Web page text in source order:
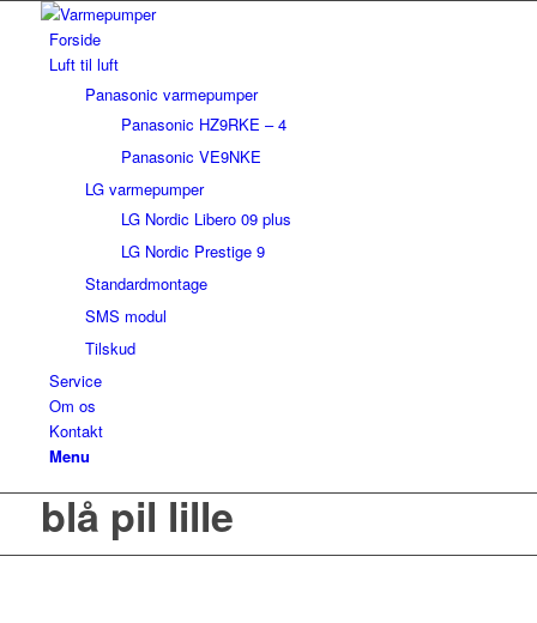
Forside
Luft til luft
Panasonic varmepumper
Panasonic HZ9RKE – 4
Panasonic VE9NKE
LG varmepumper
LG Nordic Libero 09 plus
LG Nordic Prestige 9
Standardmontage
SMS modul
Tilskud
Service
Om os
Kontakt
Menu
blå pil lille